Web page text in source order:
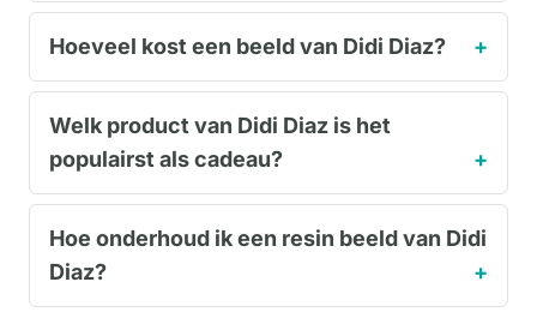
Hoeveel kost een beeld van Didi Diaz?
Welk product van Didi Diaz is het
populairst als cadeau?
Hoe onderhoud ik een resin beeld van Didi
Diaz?